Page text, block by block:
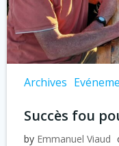
Archives
Succès fou
by Emmanuel Viaud